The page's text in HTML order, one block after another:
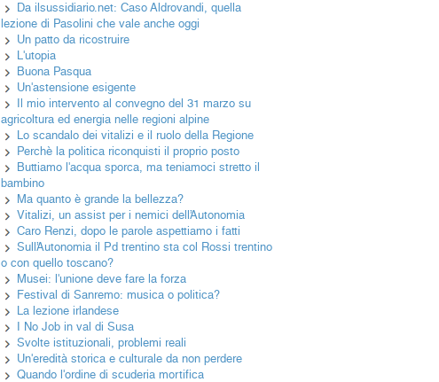
Da ilsussidiario.net: Caso Aldrovandi, quella
lezione di Pasolini che vale anche oggi
Un patto da ricostruire
L'utopia
Buona Pasqua
Un'astensione esigente
Il mio intervento al convegno del 31 marzo su
agricoltura ed energia nelle regioni alpine
Lo scandalo dei vitalizi e il ruolo della Regione
Perchè la politica riconquisti il proprio posto
Buttiamo l'acqua sporca, ma teniamoci stretto il
bambino
Ma quanto è grande la bellezza?
Vitalizi, un assist per i nemici dell’Autonomia
Caro Renzi, dopo le parole aspettiamo i fatti
Sull’Autonomia il Pd trentino sta col Rossi trentino
o con quello toscano?
Musei: l'unione deve fare la forza
Festival di Sanremo: musica o politica?
La lezione irlandese
I No Job in val di Susa
Svolte istituzionali, problemi reali
Un'eredità storica e culturale da non perdere
Quando l'ordine di scuderia mortifica